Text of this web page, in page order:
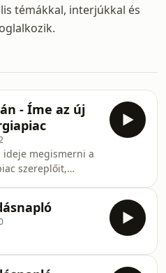
témákkal, interjúkkal és
- Íme az új
ideje megismerni a
szereplőit,
az